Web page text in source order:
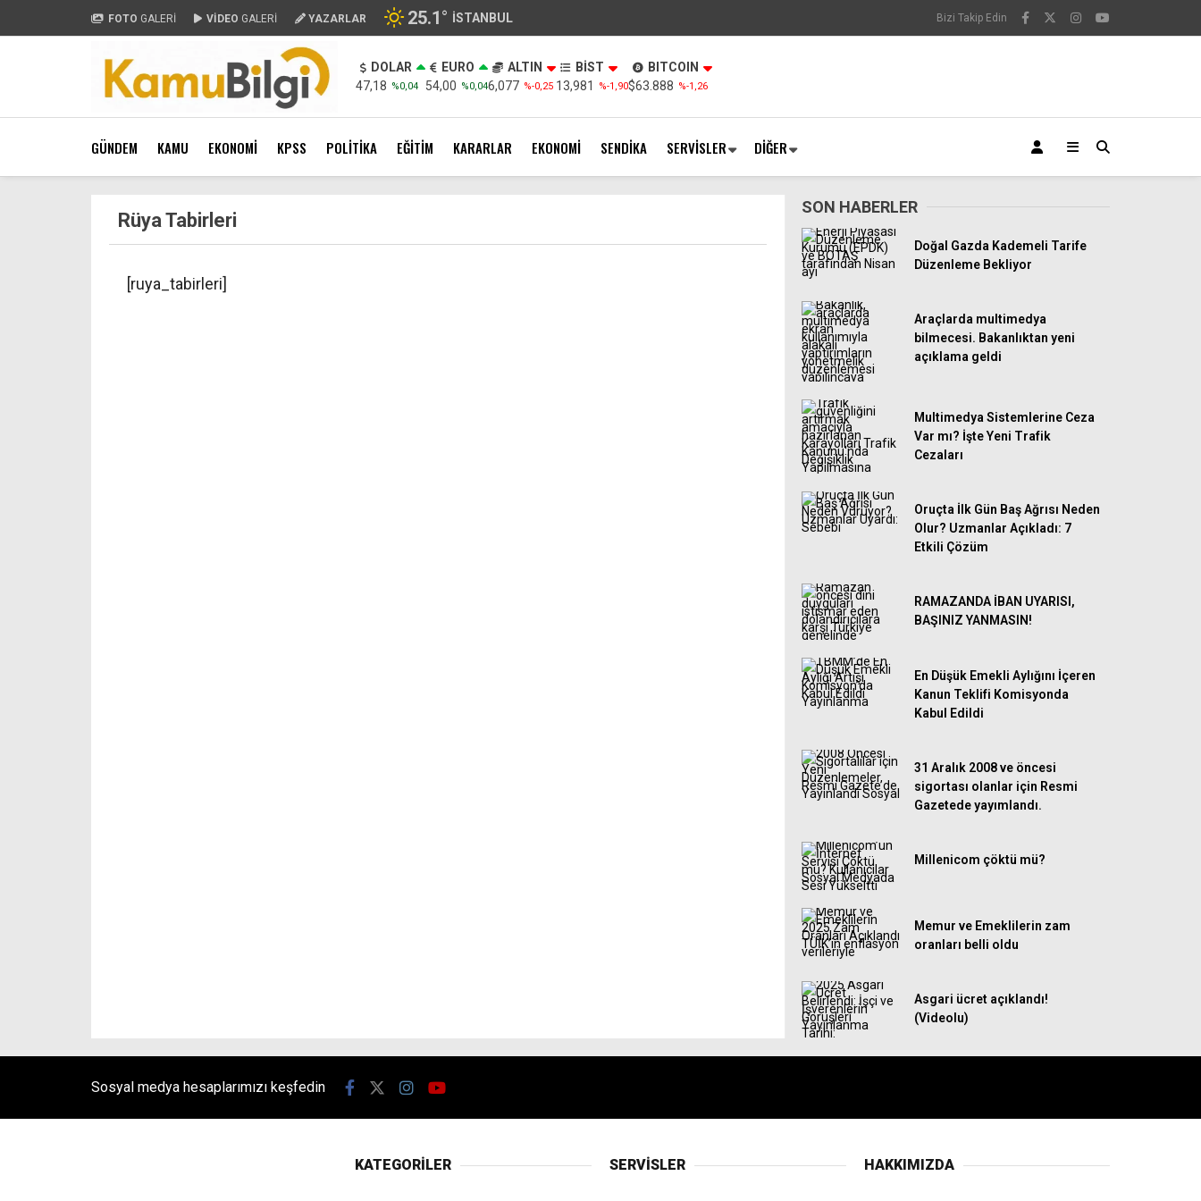
FOTO GALERİ VİDEO GALERİ YAZARLAR 25.1° İSTANBUL Bizi Takip Edin
DOLAR
47,18 %0,04
EURO
54,00 %0,04
ALTIN
6,077 %-0,25
BİST
13,981
%-1,90
BITCOIN
$63.888 %-1,26
GÜNDEM KAMU EKONOMİ KPSS POLİTİKA EĞİTİM KARARLAR EKONOMİ SENDİKA SERVİSLER DİĞER
Rüya Tabirleri
[ruya_tabirleri]
SON HABERLER
Doğal Gazda Kademeli Tarife
Düzenleme Bekliyor
Araçlarda multimedya
bilmecesi. Bakanlıktan yeni
açıklama geldi
Multimedya Sistemlerine Ceza
Var mı? İşte Yeni Trafik
Cezaları
Oruçta İlk Gün Baş Ağrısı Neden
Olur? Uzmanlar Açıkladı: 7
Etkili Çözüm
RAMAZANDA İBAN UYARISI,
BAŞINIZ YANMASIN!
En Düşük Emekli Aylığını İçeren
Kanun Teklifi Komisyonda
Kabul Edildi
31 Aralık 2008 ve öncesi
sigortası olanlar için Resmi
Gazetede yayımlandı.
Millenicom çöktü mü?
Memur ve Emeklilerin zam
oranları belli oldu
Asgari ücret açıklandı!
(Videolu)
Sosyal medya hesaplarımızı keşfedin
KATEGORİLER SERVİSLER HAKKIMIZDA